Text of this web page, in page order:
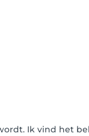
Ik vind het